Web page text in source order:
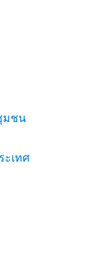
มชน
ะเทศ